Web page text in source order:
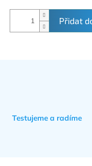
Přidat
Testujeme a radíme